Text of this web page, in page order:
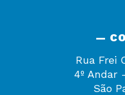
—
Rua Frei
4º Andar
São